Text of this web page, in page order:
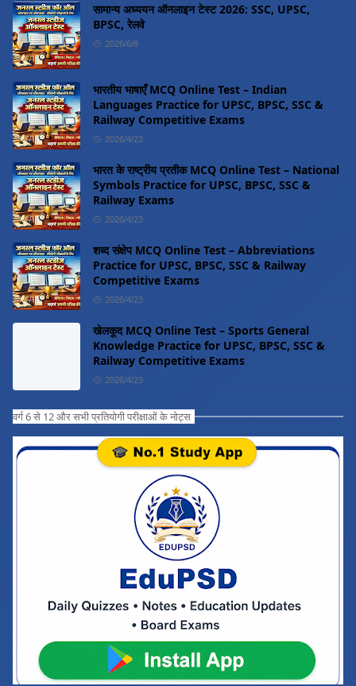
सामान्य अध्ययन ऑनलाइन टेस्ट 2026: SSC, UPSC,
BPSC, रेलवे
2026/6/8
भारतीय भाषाएँ MCQ Online Test – Indian
Languages Practice for UPSC, BPSC, SSC &
Railway Competitive Exams
2026/4/23
भारत के राष्ट्रीय प्रतीक MCQ Online Test – National
Symbols Practice for UPSC, BPSC, SSC &
Railway Exams
2026/4/23
शब्द संक्षेप MCQ Online Test – Abbreviations
Practice for UPSC, BPSC, SSC & Railway
Competitive Exams
2026/4/23
खेलकूद MCQ Online Test – Sports General
Knowledge Practice for UPSC, BPSC, SSC &
Railway Competitive Exams
2026/4/23
वर्ग 6 से 12 और सभी प्रतियोगी परीक्षाओं के नोट्स